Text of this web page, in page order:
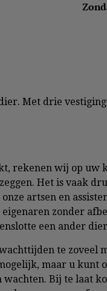
Met drie
rekenen wij op
Het is vaak
artsen en
zonder
een ander
te zoveel
maar u kunt
wachten. Bij te laat